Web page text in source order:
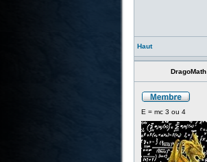
Haut
DragoMath
E = mc 3 ou 4